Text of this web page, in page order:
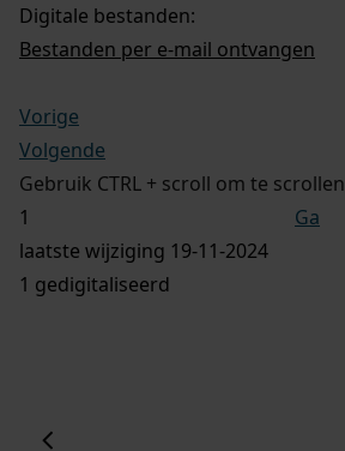
Digitale bestanden:
Bestanden per e-mail ontvangen
Vorige
Volgende
Gebruik CTRL + scroll om te scrollen
Ga
laatste wijziging 19-11-2024
1 gedigitaliseerd